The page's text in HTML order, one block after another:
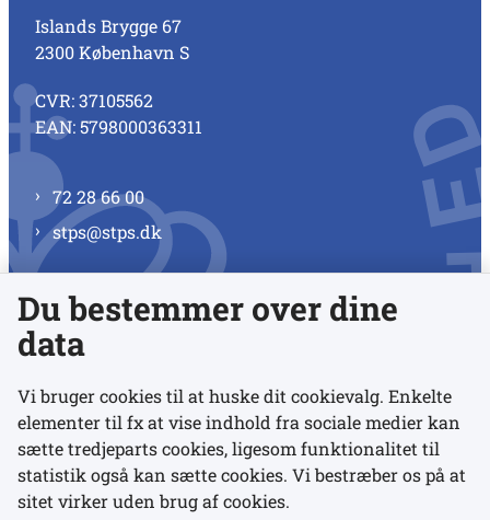
Islands Brygge 67
2300 København S
CVR: 37105562
EAN: 5798000363311
72 28 66 00
stps@stps.dk
Se alle kontaktnumre
Links
Udgivelser
Du bestemmer over dine
data
Vi bruger cookies til at huske dit cookievalg. Enkelte
elementer til fx at vise indhold fra sociale medier kan
sætte tredjeparts cookies, ligesom funktionalitet til
statistik også kan sætte cookies. Vi bestræber os på at
sitet virker uden brug af cookies.